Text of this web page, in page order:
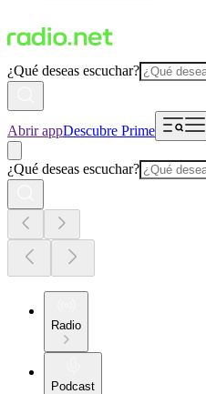
¿Qué deseas escuchar?
Abrir appDescubre Prime
¿Qué deseas escuchar?
Radio
Podcast